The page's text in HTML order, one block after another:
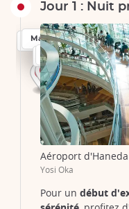
Izumo
Izumo
Izumo
Izumo
Matsue
Matsue
Matsue
Kurashiki
Kurashiki
Okayama
Jour 1 : Nuit
Aéroport d'Haneda
Yosi Oka
Pour un début